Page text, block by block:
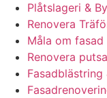
Plåtslageri &
Renovera
Måla om fasad
Renovera
Fasadblästring